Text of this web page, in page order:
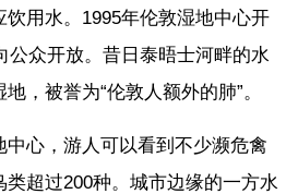
用水。1995年伦敦湿地中心开
公众开放。昔日泰晤士河畔的水
，被誉为“伦敦人额外的肺”。
中心，游人可以看到不少濒危禽
超过200种。城市边缘的一方水